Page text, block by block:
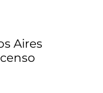
Aires